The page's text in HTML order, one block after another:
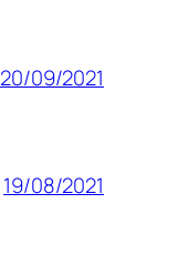
20/09/2021
19/08/2021